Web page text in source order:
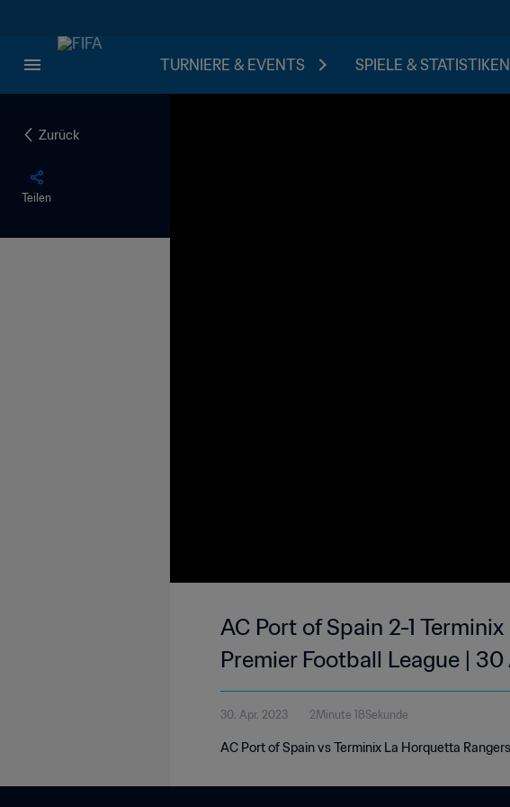
TURNIERE & EVENTS SPIELE & STATISTIKEN
Zurück
Teilen
AC Port of Spain 2-1
Premier Football League |
30. Apr. 2023 2Minute 18Sekunde
AC Port of Spain vs Terminix La Horquetta